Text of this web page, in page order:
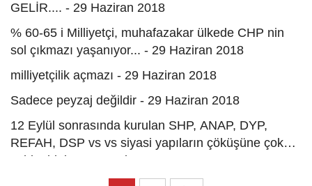
GELİR.... - 29 Haziran 2018
% 60-65 i Milliyetçi, muhafazakar ülkede CHP nin
sol çıkmazı yaşanıyor... - 29 Haziran 2018
milliyetçilik açmazı - 29 Haziran 2018
Sadece peyzaj değildir - 29 Haziran 2018
12 Eylül sonrasında kurulan SHP, ANAP, DYP,
REFAH, DSP vs vs siyasi yapıların çöküşüne çok
şahit olduk. - 29 Haziran 2018